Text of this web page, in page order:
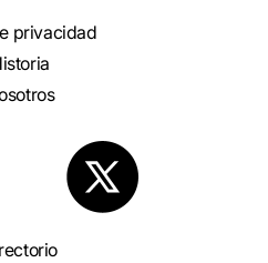
privacidad